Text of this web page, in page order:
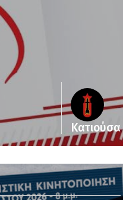
Κατιούσα